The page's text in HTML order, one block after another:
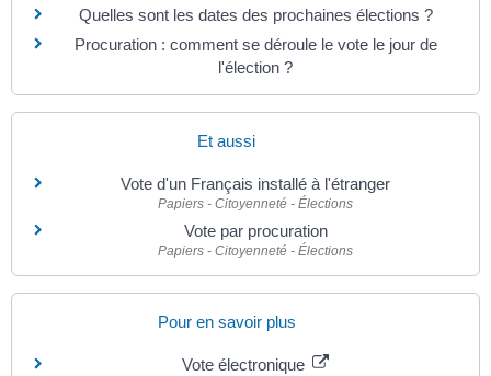
Quelles sont les dates des prochaines élections ?
Procuration : comment se déroule le vote le jour de
l'élection ?
Et aussi
Vote d'un Français installé à l'étranger
Papiers - Citoyenneté - Élections
Vote par procuration
Papiers - Citoyenneté - Élections
Pour en savoir plus
Vote électronique